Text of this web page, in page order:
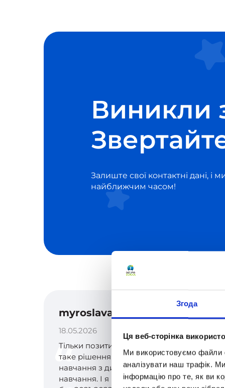
Згода
Ця веб-сторінка
Ми використовуємо файли
аналізувати наш трафік.
інформацію про те, як ви
Виникли
Залиште свої контактні дані,
найближчим часом!
myroslava_goshko
18.05.2026
Тільки позитивні відгуки. Ми прийняли
таке рішення 5 років тому, про онлайн
навчання з дистаційною формою
навчання. І я не пошкодувала і дня. То